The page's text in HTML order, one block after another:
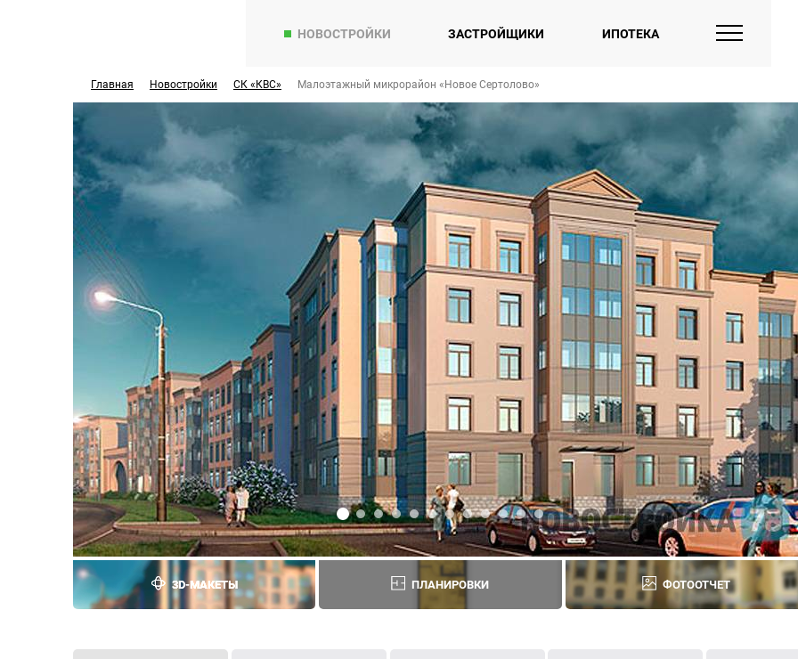
НОВОСТРОЙКИ ЗАСТРОЙЩИКИ ИПОТЕКА
Главная Новостройки СК «КВС» Малоэтажный микрорайон «Новое Сертолово»
3D-МАКЕТЫ ПЛАНИРОВКИ ФОТООТЧЕТ